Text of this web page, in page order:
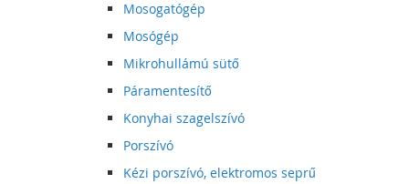
Mosogatógép
Mosógép
Mikrohullámú sütő
Páramentesítő
Konyhai szagelszívó
Porszívó
Kézi porszívó, elektromos seprű